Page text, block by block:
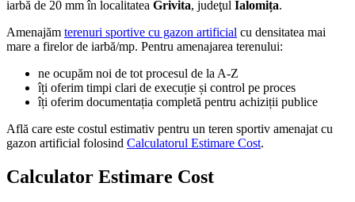
iarbă de 20 mm în localitatea Grivita, judeţul Ialomița.
Amenajăm terenuri sportive cu gazon artificial cu densitatea mai
mare a firelor de iarbă/mp. Pentru amenajarea terenului:
ne ocupăm noi de tot procesul de la A-Z
îți oferim timpi clari de execuție și control pe proces
îți oferim documentația completă pentru achiziții publice
Află care este costul estimativ pentru un teren sportiv amenajat cu
gazon artificial folosind Calculatorul Estimare Cost.
Calculator Estimare Cost